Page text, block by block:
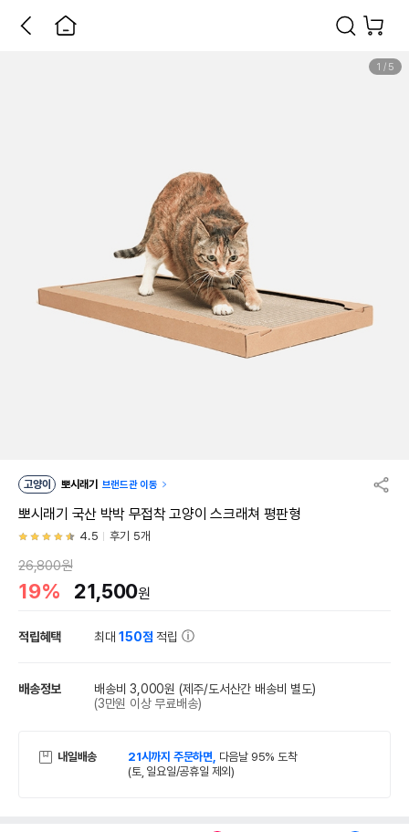
1 / 5
고양이 뽀시래기 브랜드관 이동
뽀시래기 국산 박박 무접착 고양이 스크래쳐 평판형
4.5 후기 5개
26,800원
19% 21,500원
적립혜택 최대150점 적립
배송정보 배송비 3,000원 (제주/도서산간 배송비 별도)
(3만원 이상 무료배송)
내일배송 21시까지 주문하면, 다음날 95% 도착
(토, 일요일/공휴일 제외)